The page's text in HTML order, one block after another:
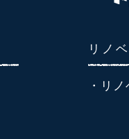
リノ
・リ